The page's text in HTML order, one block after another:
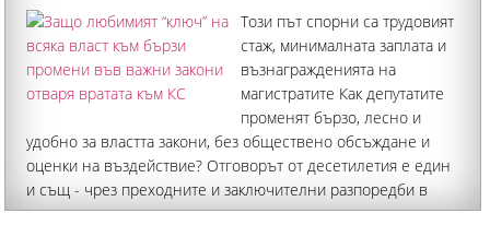
Този път спорни са трудовият
стаж, минималната заплата и
възнагражденията на
магистратите Как депутатите
променят бързо, лесно и
удобно за властта закони, без обществено обсъждане и
оценки на въздействие? Отговорът от десетилетия е един
и същ - чрез преходните и заключителни разпоредби в
закона бюджета